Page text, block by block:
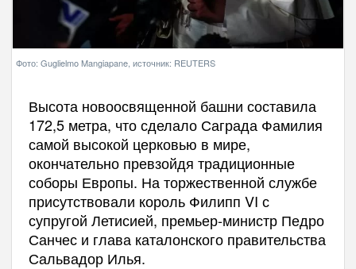
Фото: Guglielmo Mangiapane, источник: REUTERS
Высота новоосвященной башни составила
172,5 метра, что сделало Саграда Фамилия
самой высокой церковью в мире,
окончательно превзойдя традиционные
соборы Европы. На торжественной службе
присутствовали король Филипп VI с
супругой Летисией, премьер-министр Педро
Санчес и глава каталонского правительства
Сальвадор Илья.